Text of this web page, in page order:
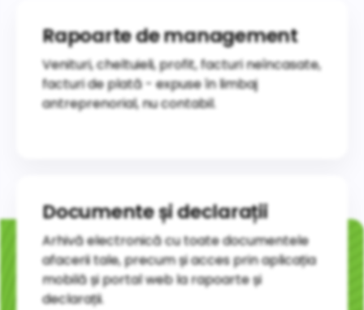
Rapoarte de management
Venituri, cheltuieli, profit, facturi neîncasate,
facturi de plată - expuse în limbaj
antreprenorial, nu contabil.
Documente și declarații
Arhivă electronică cu toate documentele
afacerii tale, precum și acces prin aplicația
mobilă și portal web la rapoarte și
declarații.